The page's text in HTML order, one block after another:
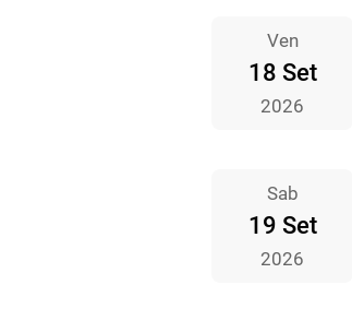
Ven
18 Set
2026
Sab
19 Set
2026